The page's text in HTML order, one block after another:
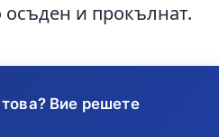
осъден и прокълнат.
Вие решете